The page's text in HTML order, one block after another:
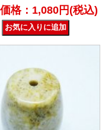
価格：1,080円(税込)